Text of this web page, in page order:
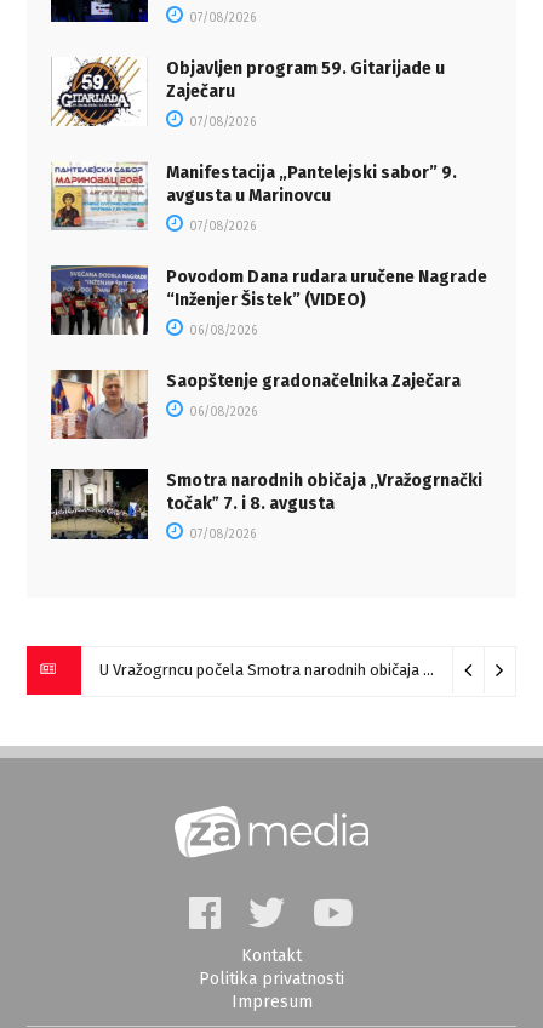
07/08/2026
Objavljen program 59. Gitarijade u
Zaječaru
07/08/2026
Manifestacija „Pantelejski sabor” 9.
avgusta u Marinovcu
07/08/2026
Povodom Dana rudara uručene Nagrade
“Inženjer Šistek” (VIDEO)
06/08/2026
Saopštenje gradonačelnika Zaječara
06/08/2026
Smotra narodnih običaja „Vražogrnački
točakˮ 7. i 8. avgusta
07/08/2026
U Vražogrncu počela Smotra narodnih običaja „Vražogrnački točak“
Kontakt
Politika privatnosti
Impresum